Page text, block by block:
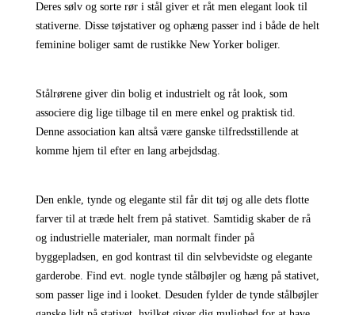
Deres sølv og sorte rør i stål giver et råt men elegant look til
stativerne. Disse tøjstativer og ophæng passer ind i både de helt
feminine boliger samt de rustikke New Yorker boliger.
Stålrørene giver din bolig et industrielt og råt look, som
associere dig lige tilbage til en mere enkel og praktisk tid.
Denne association kan altså være ganske tilfredsstillende at
komme hjem til efter en lang arbejdsdag.
Den enkle, tynde og elegante stil får dit tøj og alle dets flotte
farver til at træde helt frem på stativet. Samtidig skaber de rå
og industrielle materialer, man normalt finder på
byggepladsen, en god kontrast til din selvbevidste og elegante
garderobe. Find evt. nogle tynde stålbøjler og hæng på stativet,
som passer lige ind i looket. Desuden fylder de tynde stålbøjler